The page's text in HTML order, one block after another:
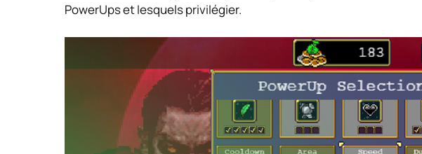
PowerUps et lesquels privilégier.